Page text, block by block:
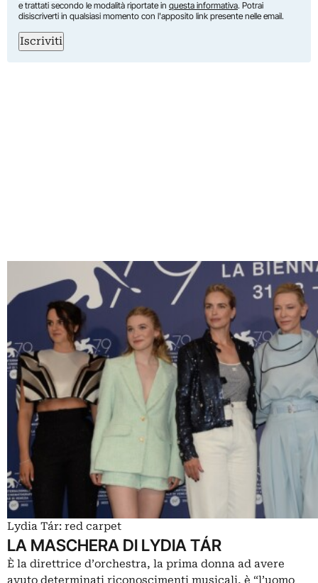
e trattati secondo le modalità riportate in questa informativa. Potrai
disiscriverti in qualsiasi momento con l'apposito link presente nelle email.
Iscriviti
Lydia Tár: red carpet
LA MASCHERA DI LYDIA TÁR
È la direttrice d’orchestra, la prima donna ad avere
avuto determinati riconoscimenti musicali, è “l’uomo